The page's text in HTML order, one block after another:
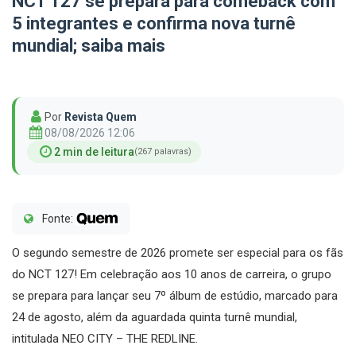
5 integrantes e confirma nova turnê
mundial; saiba mais
Por Revista Quem
08/08/2026 12:06
2 min de leitura(267 palavras)
Fonte:
O segundo semestre de 2026 promete ser especial para os fãs
do NCT 127! Em celebração aos 10 anos de carreira, o grupo
se prepara para lançar seu 7º álbum de estúdio, marcado para
24 de agosto, além da aguardada quinta turnê mundial,
intitulada NEO CITY – THE REDLINE.